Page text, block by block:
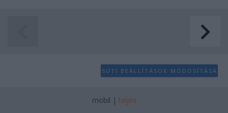
SÜTI BEÁLLÍTÁSOK MÓDOSÍTÁSA
mobil | teljes